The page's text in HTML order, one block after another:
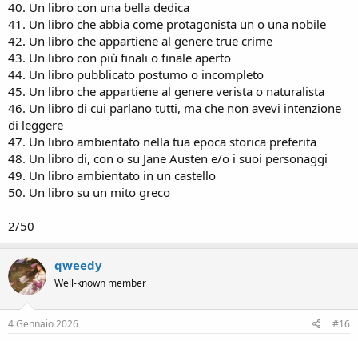
40. Un libro con una bella dedica
41. Un libro che abbia come protagonista un o una nobile
42. Un libro che appartiene al genere true crime
43. Un libro con più finali o finale aperto
44. Un libro pubblicato postumo o incompleto
45. Un libro che appartiene al genere verista o naturalista
46. Un libro di cui parlano tutti, ma che non avevi intenzione
di leggere
47. Un libro ambientato nella tua epoca storica preferita
48. Un libro di, con o su Jane Austen e/o i suoi personaggi
49. Un libro ambientato in un castello
50. Un libro su un mito greco
2/50
qweedy
Well-known member
4 Gennaio 2026 #16